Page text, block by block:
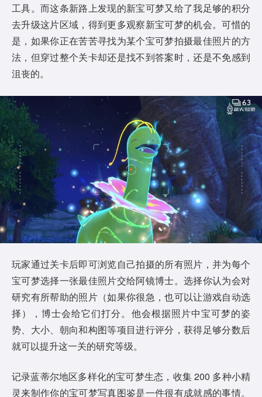
工具。而这条新路上发现的新宝可梦又给了我足够的积分
去升级这片区域，得到更多观察新宝可梦的机会。可惜的
是，如果你正在苦苦寻找为某个宝可梦拍摄最佳照片的方
法，但穿过整个关卡却还是找不到答案时，还是不免感到
沮丧的。
玩家通过关卡后即可浏览自己拍摄的所有照片，并为每个
宝可梦选择一张最佳照片交给阿镜博士。选择你认为会对
研究有所帮助的照片（如果你很急，也可以让游戏自动选
择），博士会给它们打分。他会根据照片中宝可梦的姿
势、大小、朝向和构图等项目进行评分，获得足够分数后
就可以提升这一关的研究等级。
记录蓝蒂尔地区多样化的宝可梦生态，收集 200 多种小精
灵来制作你的宝可梦写真图鉴是一件很有成就感的事情。